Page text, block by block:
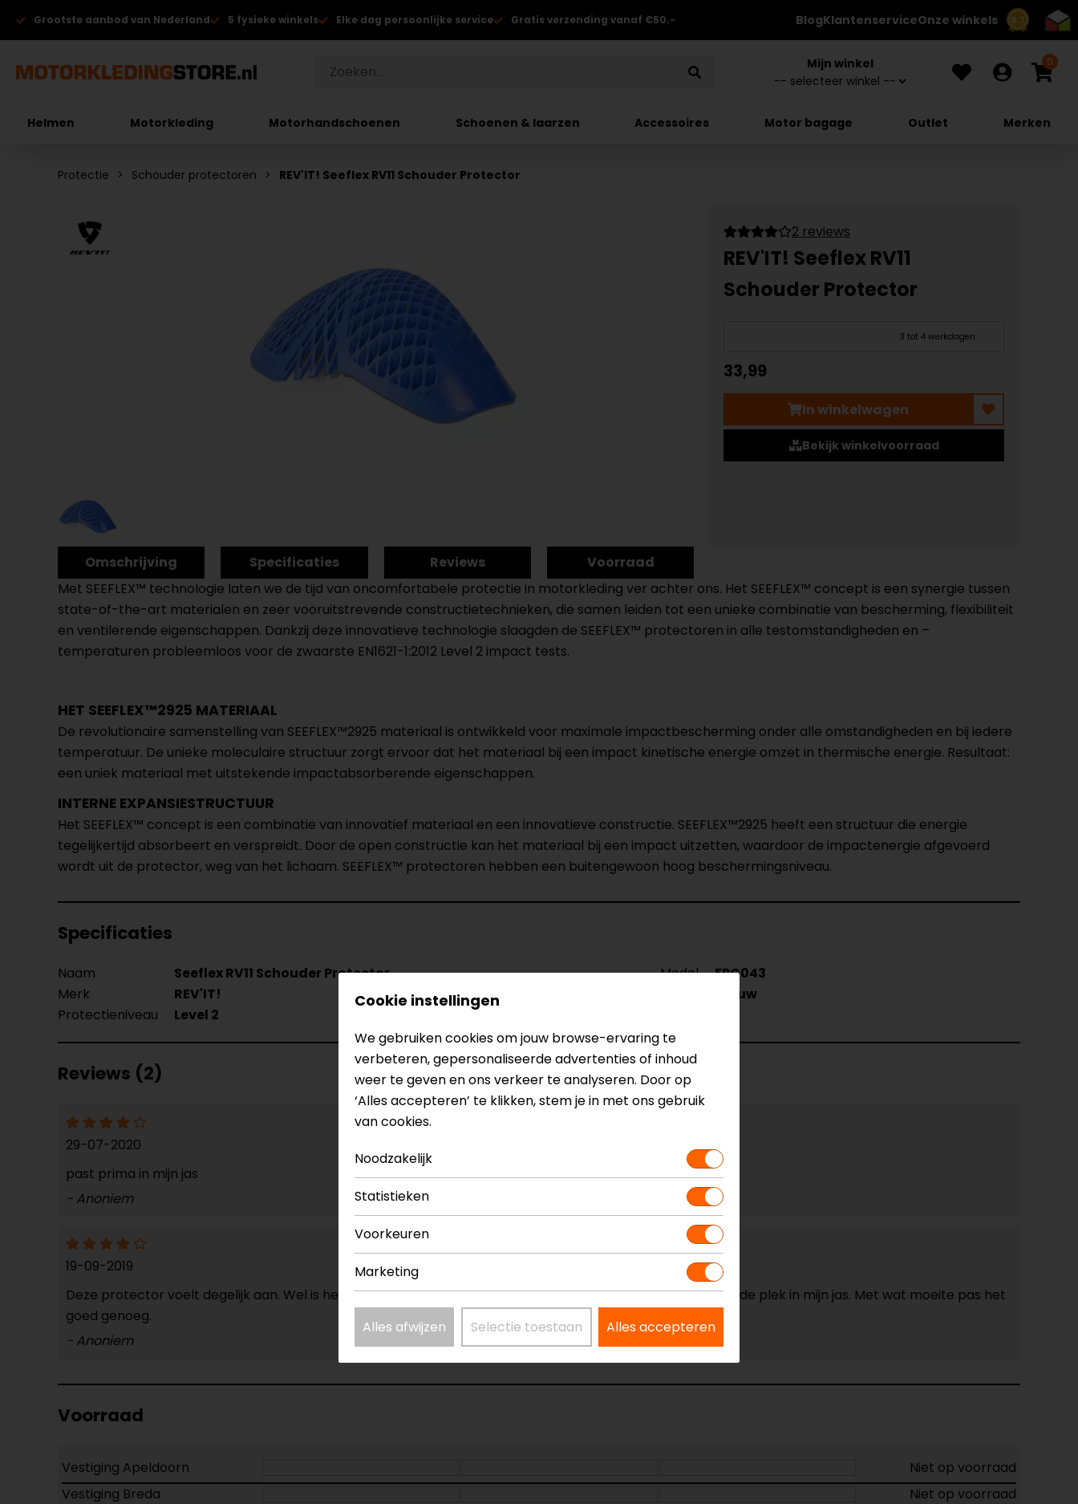
8.7
Grootste aanbod van Nederland 5 fysieke winkels Elke dag persoonlijke service Gratis verzending vanaf €50.- BlogKlantenserviceOnze winkels
Mijn winkel 0
Helmen Motorkleding Motorhandschoenen Schoenen & laarzen Accessoires Motor bagage Outlet Merken
Protectie Schouder protectoren REV'IT! Seeflex RV11 Schouder Protector
2 reviews
REV'IT! Seeflex RV11
Schouder Protector
3 tot 4 werkdagen
33,99
In winkelwagen
Bekijk winkelvoorraad
Omschrijving Specificaties Reviews
Voorraad
Met SEEFLEX™ technologie laten we de tijd van oncomfortabele protectie in motorkleding ver achter ons. Het SEEFLEX™ concept is een synergie tussen
state-of-the-art materialen en zeer vooruitstrevende constructietechnieken, die samen leiden tot een unieke combinatie van bescherming, flexibiliteit
en ventilerende eigenschappen. Dankzij deze innovatieve technologie slaagden de SEEFLEX™ protectoren in alle testomstandigheden en –
temperaturen probleemloos voor de zwaarste EN1621-1:2012 Level 2 impact tests.
HET SEEFLEX™2925 MATERIAAL
De revolutionaire samenstelling van SEEFLEX™2925 materiaal is ontwikkeld voor maximale impactbescherming onder alle omstandigheden en bij iedere
temperatuur. De unieke moleculaire structuur zorgt ervoor dat het materiaal bij een impact kinetische energie omzet in thermische energie. Resultaat:
een uniek materiaal met uitstekende impactabsorberende eigenschappen.
INTERNE EXPANSIESTRUCTUUR
Het SEEFLEX™ concept is een combinatie van innovatief materiaal en een innovatieve constructie. SEEFLEX™2925 heeft een structuur die energie
tegelijkertijd absorbeert en verspreidt. Door de open constructie kan het materiaal bij een impact uitzetten, waardoor de impactenergie afgevoerd
wordt uit de protector, weg van het lichaam. SEEFLEX™ protectoren hebben een buitengewoon hoog beschermingsniveau.
Specificaties
Naam Seeflex RV11 Schouder Protector Model
FPG043
Merk
REV'IT!
Blauw
Protectieniveau
Level 2
Reviews (2)
29-07-2020
past prima in mijn jas
- Anoniem
19-09-2019
Deze protector voelt degelijk aan. Wel is het gedeelte op de schouder erg breed, in ieder geval breder dan de plek in mijn jas. Met wat moeite pas het
goed genoeg.
- Anoniem
Voorraad
Vestiging Apeldoorn
Niet op voorraad
Vestiging Breda
Niet op voorraad
Cookie instellingen
We gebruiken cookies om jouw browse-ervaring te
verbeteren, gepersonaliseerde advertenties of inhoud
weer te geven en ons verkeer te analyseren. Door op
‘Alles accepteren’ te klikken, stem je in met ons gebruik
van cookies.
Noodzakelijk
Statistieken
Voorkeuren
Marketing
Alles afwijzen Selectie toestaan Alles accepteren